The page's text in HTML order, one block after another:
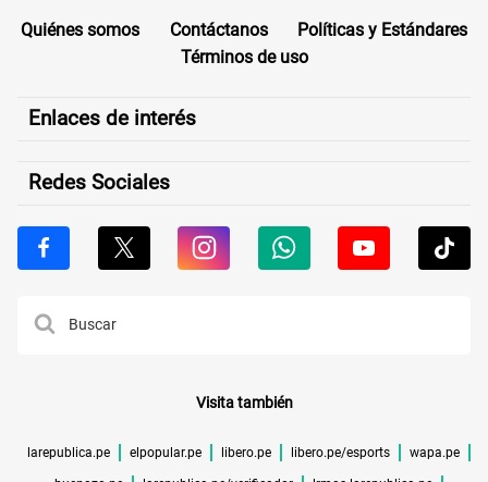
Quiénes somos Contáctanos
Políticas y Estándares
Términos de uso
Enlaces de interés
Redes Sociales
Visita también
larepublica.pe elpopular.pe libero.pe libero.pe/esports wapa.pe